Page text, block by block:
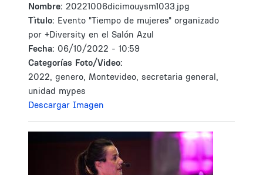
Nombre: 20221006dicimouysm1033.jpg
Tìtulo: Evento "Tiempo de mujeres" organizado
por +Diversity en el Salón Azul
Fecha: 06/10/2022 - 10:59
Categorías Foto/Video:
2022, genero, Montevideo, secretaria general,
unidad mypes
Descargar Imagen